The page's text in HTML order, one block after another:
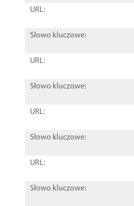
URL:
Słowo kluczowe:
URL:
Słowo kluczowe:
URL:
Słowo kluczowe:
URL:
Słowo kluczowe: